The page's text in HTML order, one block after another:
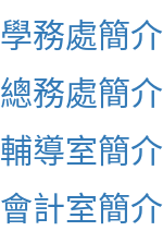
學務處簡介
總務處簡介
輔導室簡介
會計室簡介